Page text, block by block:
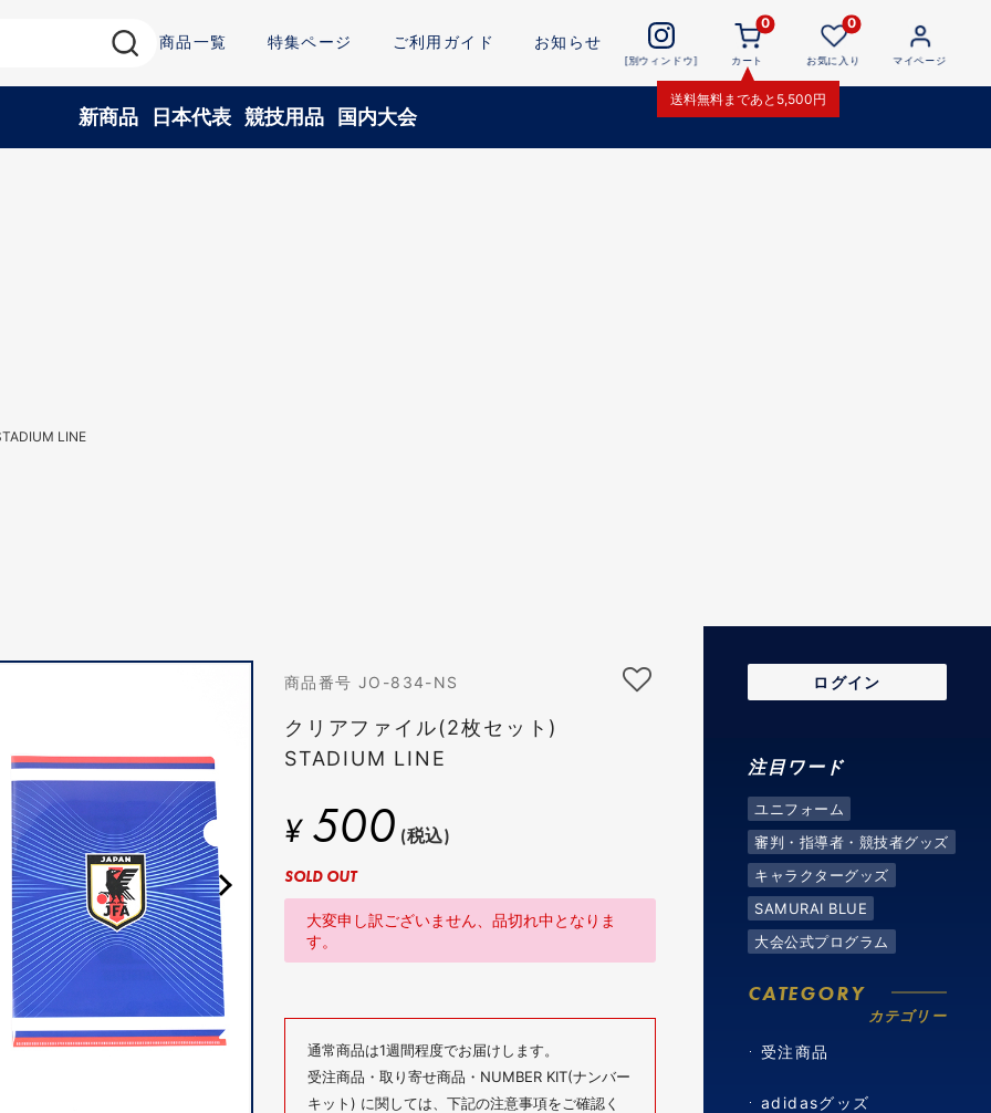
商品一覧 特集ページ ご利用ガイド お知らせ
[別ウィンドウ]
0
カート
送料無料まであと 5,500円
0
お気に入り マイページ
新商品 日本代表 競技用品 国内大会
LINE
商品番号 JO-834-NS
クリアファイル(2枚セット)
STADIUM LINE
¥ 500 (税込)
SOLD OUT
大変申し訳ございません、品切れ中となりま
す。
通常商品は1週間程度でお届けします。
受注商品・取り寄せ商品・NUMBER KIT(ナンバー
キット) に関しては、下記の注意事項をご確認く
ログイン
注目ワード
ユニフォーム
審判・指導者・競技者グッズ
キャラクターグッズ
SAMURAI BLUE
大会公式プログラム
CATEGORY
カテゴリー
受注商品
adidasグッズ